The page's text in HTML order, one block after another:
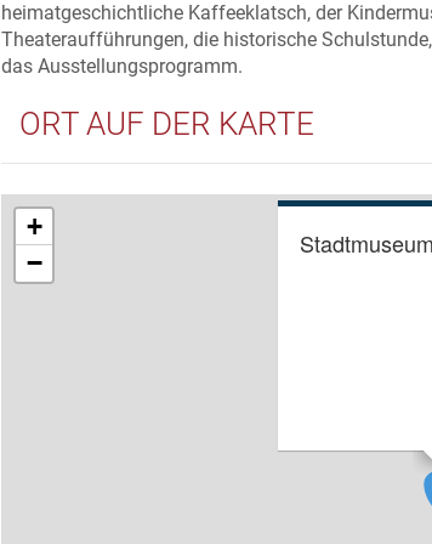
heimatgeschichtliche Kaffeeklatsch, der
Theateraufführungen, die historische
das Ausstellungsprogramm.
ORT AUF DER KARTE
+
−